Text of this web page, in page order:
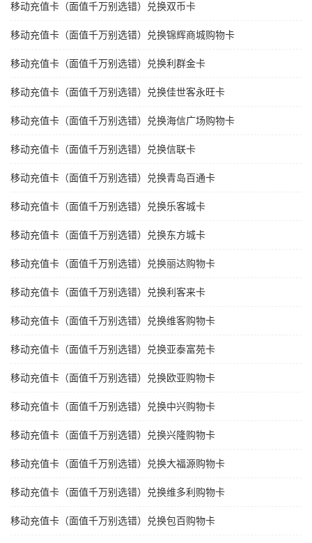
移动充值卡（面值千万别选错）兑换双币卡
移动充值卡（面值千万别选错）兑换锦辉商城购物卡
移动充值卡（面值千万别选错）兑换利群金卡
移动充值卡（面值千万别选错）兑换佳世客永旺卡
移动充值卡（面值千万别选错）兑换海信广场购物卡
移动充值卡（面值千万别选错）兑换信联卡
移动充值卡（面值千万别选错）兑换青岛百通卡
移动充值卡（面值千万别选错）兑换乐客城卡
移动充值卡（面值千万别选错）兑换东方城卡
移动充值卡（面值千万别选错）兑换丽达购物卡
移动充值卡（面值千万别选错）兑换利客来卡
移动充值卡（面值千万别选错）兑换维客购物卡
移动充值卡（面值千万别选错）兑换亚泰富苑卡
移动充值卡（面值千万别选错）兑换欧亚购物卡
移动充值卡（面值千万别选错）兑换中兴购物卡
移动充值卡（面值千万别选错）兑换兴隆购物卡
移动充值卡（面值千万别选错）兑换大福源购物卡
移动充值卡（面值千万别选错）兑换维多利购物卡
移动充值卡（面值千万别选错）兑换包百购物卡